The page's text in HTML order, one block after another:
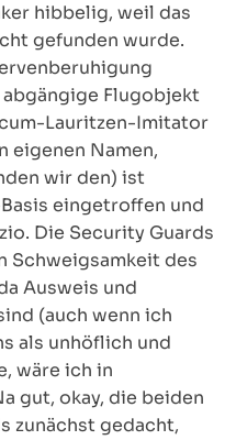
hibbelig, weil das
gefunden wurde.
Flugobjekt
Lauritzen-Imitator
eigenen Namen,
wir den) ist
eingetroffen und
Die Security Guards
Schweigsamkeit des
Ausweis und
(auch wenn ich
als unhöflich und
wäre ich in
gut, okay, die beiden
zunächst gedacht,